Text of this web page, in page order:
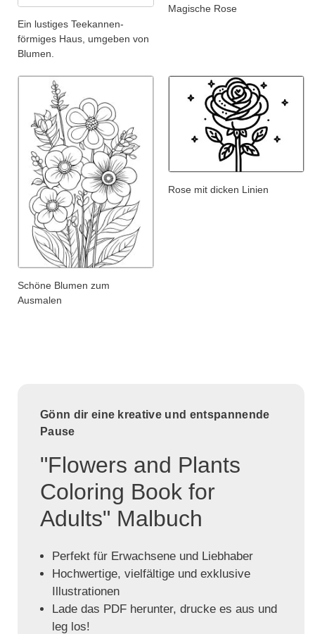
Ein lustiges Teekannen-
förmiges Haus, umgeben von
Blumen.
Magische Rose
Schöne Blumen zum
Ausmalen
Rose mit dicken Linien
Gönn dir eine kreative und entspannende
Pause
"Flowers and Plants
Coloring Book for
Adults" Malbuch
Perfekt für Erwachsene und Liebhaber
Hochwertige, vielfältige und exklusive
Illustrationen
Lade das PDF herunter, drucke es aus und
leg los!